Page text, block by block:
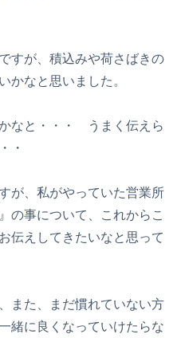
すが、積込みや荷さばきの
かなと思いました。
なと・・・ うまく伝えら
・・
が、私がやっていた営業所
の事について、これからこ
伝えしてきたいなと思って
また、まだ慣れていない方
緒に良くなっていけたらな